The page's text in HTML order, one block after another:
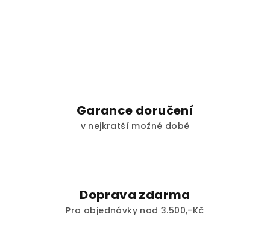
Garance doručení
v nejkratší možné době
Doprava zdarma
Pro objednávky nad 3.500,-Kč